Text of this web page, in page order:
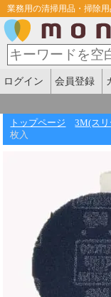
業務用の清掃用品・掃除
ログイン 会員登録
トップページ 3M(ス
枚入